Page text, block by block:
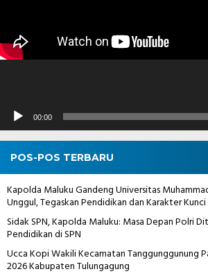
00:00
POS-POS TERBARU
Kapolda Maluku Gandeng Universitas
Unggul, Tegaskan Pendidikan dan Karakter
Sidak SPN, Kapolda Maluku: Masa Depan Polri
Pendidikan di SPN
Ucca Kopi Wakili Kecamatan Tanggunggunung
2026 Kabupaten Tulungagung